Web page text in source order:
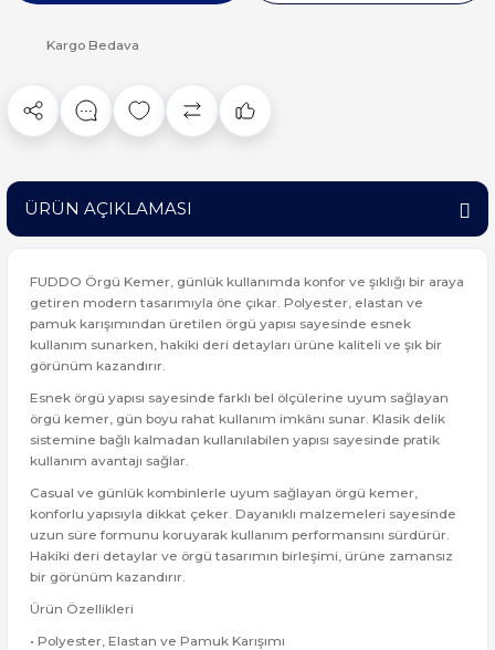
Kargo Bedava
ÜRÜN AÇIKLAMASI
FUDDO Örgü Kemer, günlük kullanımda konfor ve şıklığı bir araya
getiren modern tasarımıyla öne çıkar. Polyester, elastan ve
pamuk karışımından üretilen örgü yapısı sayesinde esnek
kullanım sunarken, hakiki deri detayları ürüne kaliteli ve şık bir
görünüm kazandırır.
Esnek örgü yapısı sayesinde farklı bel ölçülerine uyum sağlayan
örgü kemer, gün boyu rahat kullanım imkânı sunar. Klasik delik
sistemine bağlı kalmadan kullanılabilen yapısı sayesinde pratik
kullanım avantajı sağlar.
Casual ve günlük kombinlerle uyum sağlayan örgü kemer,
konforlu yapısıyla dikkat çeker. Dayanıklı malzemeleri sayesinde
uzun süre formunu koruyarak kullanım performansını sürdürür.
Hakiki deri detaylar ve örgü tasarımın birleşimi, ürüne zamansız
bir görünüm kazandırır.
Ürün Özellikleri
• Polyester, Elastan ve Pamuk Karışımı